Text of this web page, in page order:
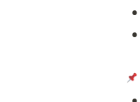
•
•